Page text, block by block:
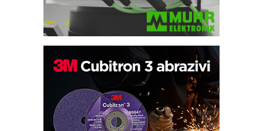
Potpuna efikasnost bez složenih
sistema
Trajna oznaka kao dugoročna korist
Bezbednost na prvom mestu!